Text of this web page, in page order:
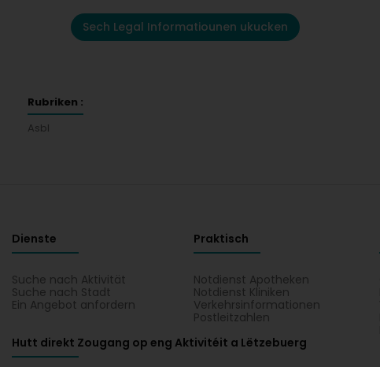
Sech Legal Informatiounen ukucken
Rubriken :
Asbl
Dienste
Suche nach Aktivität
Suche nach Stadt
Ein Angebot anfordern
Praktisch
Notdienst Apotheken
Notdienst Kliniken
Verkehrsinformationen
Postleitzahlen
Hutt direkt Zougang op eng Aktivitéit a Lëtzebuerg